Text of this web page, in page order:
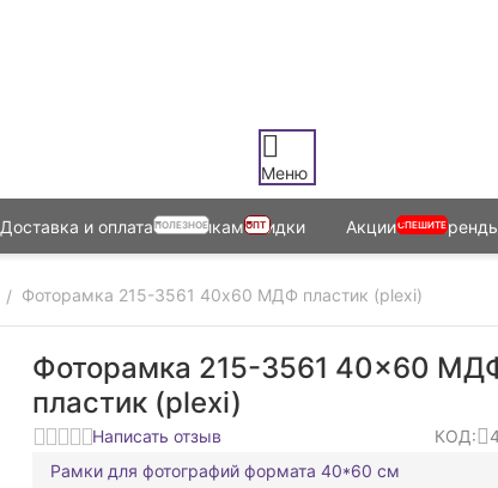
Меню
Доставка и оплата ПОЛЕЗНОЕ
Оптовикам ОПТ
Скидки АкцииСПЕШИТЕ
/ Фоторамка 215-3561 40x60 МДФ пластик (plexi)
Фоторамка 215-3561 40x60
пластик (plexi)
Написать отзыв КОД:
Рамки для фотографий формата 40*60 см